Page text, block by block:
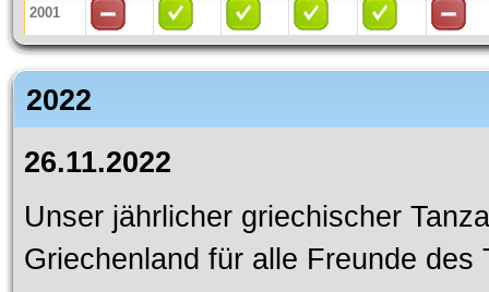
2001
2022
26.11.2022
Unser jährlicher griechischer
Griechenland für alle Freunde des